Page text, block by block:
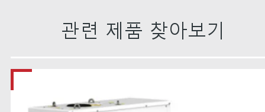
관련 제품 찾아보기